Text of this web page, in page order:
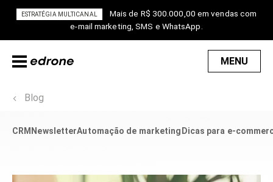
ESTRATÉGIA MULTICANAL
Mais de R$ 300.000,00 em vendas com
e-mail marketing, SMS e WhatsApp.
MENU
Blog
CRM NewsletterAutomação de marketing Dicas para e-